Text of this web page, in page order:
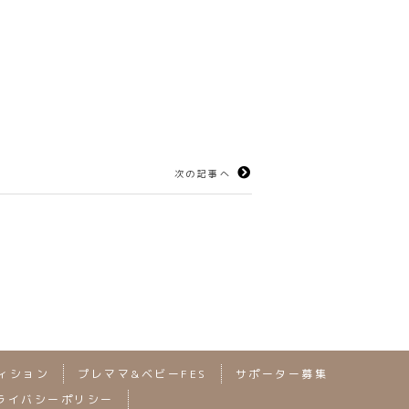
次の記事へ
ション プレママ&ベビーFES
サポーター募集
イバシーポリシー